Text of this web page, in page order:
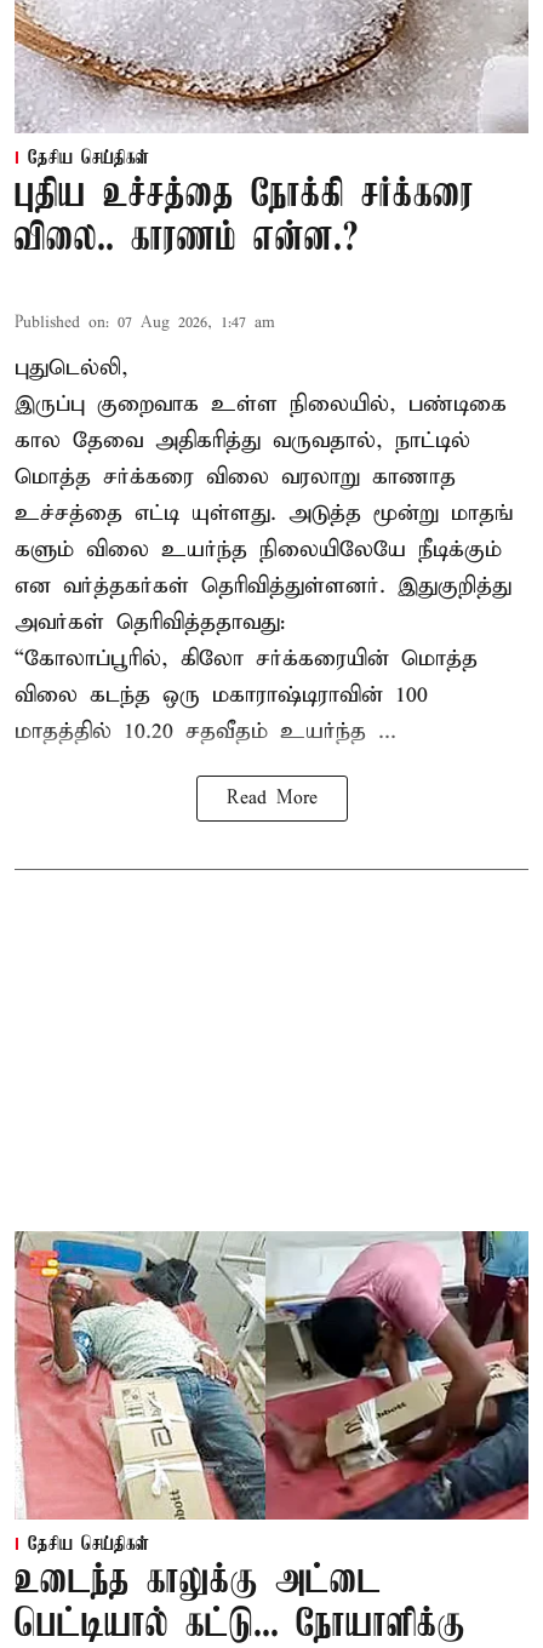
தேசிய செய்திகள்
புதிய உச்சத்தை நோக்கி சர்க்கரை
விலை.. காரணம் என்ன.?
Published on: 07 Aug 2026, 1:47 am
புதுடெல்லி,
இருப்பு குறைவாக உள்ள நிலையில், பண்டிகை
கால தேவை அதிகரித்து வருவதால், நாட்டில்
மொத்த சர்க்கரை விலை வரலாறு காணாத
உச்சத்தை எட்டி யுள்ளது. அடுத்த மூன்று மாதங்
களும் விலை உயர்ந்த நிலையிலேயே நீடிக்கும்
என வர்த்தகர்கள் தெரிவித்துள்ளனர். இதுகுறித்து
அவர்கள் தெரிவித்ததாவது:
“கோலாப்பூரில், கிலோ சர்க்கரையின் மொத்த
விலை கடந்த ஒரு மகாராஷ்டிராவின் 100
மாதத்தில் 10.20 சதவீதம் உயர்ந்த ...
Read More
தேசிய செய்திகள்
உடைந்த காலுக்கு அட்டை
பெட்டியால் கட்டு... நோயாளிக்கு